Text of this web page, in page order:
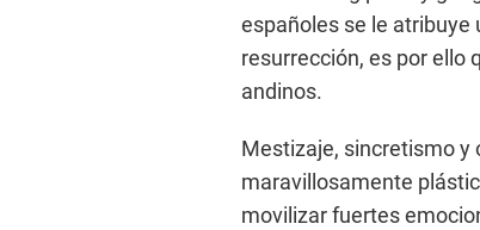
españoles se le atribuye
resurrección, es por ello
andinos.
Mestizaje, sincretismo y
maravillosamente
movilizar fuertes